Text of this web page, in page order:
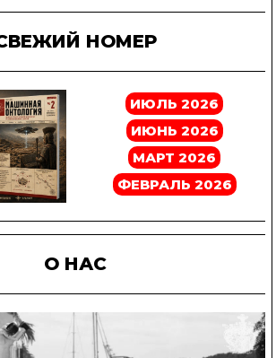
НОМЕР
ИЮЛЬ 2026
ИЮНЬ 2026
МАРТ 2026
ФЕВРАЛЬ 2026
О НАС